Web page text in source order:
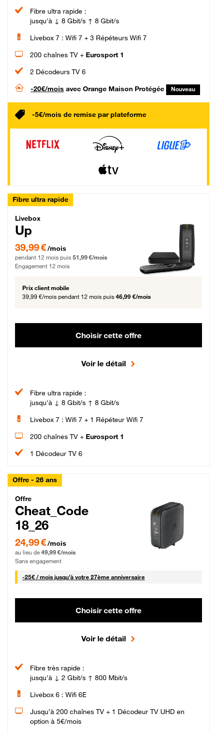
Fibre ultra rapide :
jusqu'à ↓ 8 Gbit/s ↑ 8 Gbit/s
Livebox 7 : Wifi 7 + 3 Répéteurs Wifi 7
200 chaînes TV + Eurosport 1
2 Décodeurs TV 6
-20€/mois avec Orange Maison Protégée Nouveau
-5€/mois de remise par plateforme
Fibre ultra rapide
Livebox Up Fibre
Livebox
Up
39,99 € par mois pendant 12 mois puis 51,99 € par mois, Engagement 12 mois
39,99 €/mois
pendant 12 mois puis 51,99 €/mois
Engagement 12 mois
Prix client mobile
39,99 €/mois pendant 12 mois puis 46,99 €/mois
Choisir cette offre
Voir le détail
Fibre ultra rapide :
jusqu'à ↓ 8 Gbit/s ↑ 8 Gbit/s
Livebox 7 : Wifi 7 + 1 Répéteur Wifi 7
200 chaînes TV + Eurosport 1
1 Décodeur TV 6
Offre - 26 ans
Cheat_Code Fibre_18_26
Offre
Cheat_Code
18_26
24,99 € par mois pendant 0 mois puis 49,99 € par mois, Sans engagement
24,99 €/mois
au lieu de 49,99 €/mois
Sans engagement
-25€ / mois25 € par mois
jusqu'à votre 27ème anniversaire
Choisir cette offre
Voir le détail
Fibre très rapide :
jusqu'à ↓ 2 Gbit/s ↑ 800 Mbit/s
Livebox 6 : Wifi 6E
Jusqu’à 200 chaînes TV + 1 Décodeur TV UHD en
option à 5€/mois